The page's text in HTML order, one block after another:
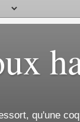
qu'une